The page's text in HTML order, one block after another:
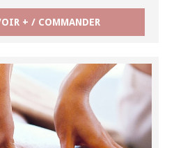
+ / COMMANDER